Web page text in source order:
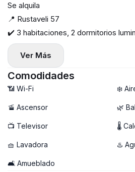
Se alquila
📍 Rustaveli 57
✔️ 3 habitaciones, 2 dormitorios
✔️ 70 m² ✔️ Planta 4, sin ascensor
✔️ Calefacción central
✔️ Aire acondicionado
✔️ Balcón
📝 Pago del primer y último mes
📖 2531
Ver Más
Comodidades
📶 Wi-Fi ❄️
🚡 Ascensor 🌿
📺 Televisor 🌡
🧺 Lavadora ♨️
🛋️ Amueblado